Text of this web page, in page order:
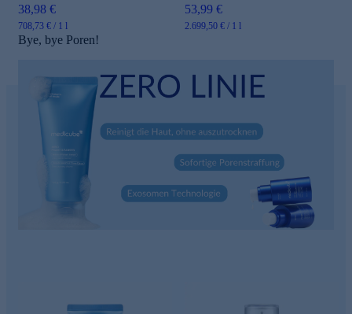
38,98 €
708,73 € / 1 l
53,99 €
2.699,50 € / 1 l
Bye, bye Poren!